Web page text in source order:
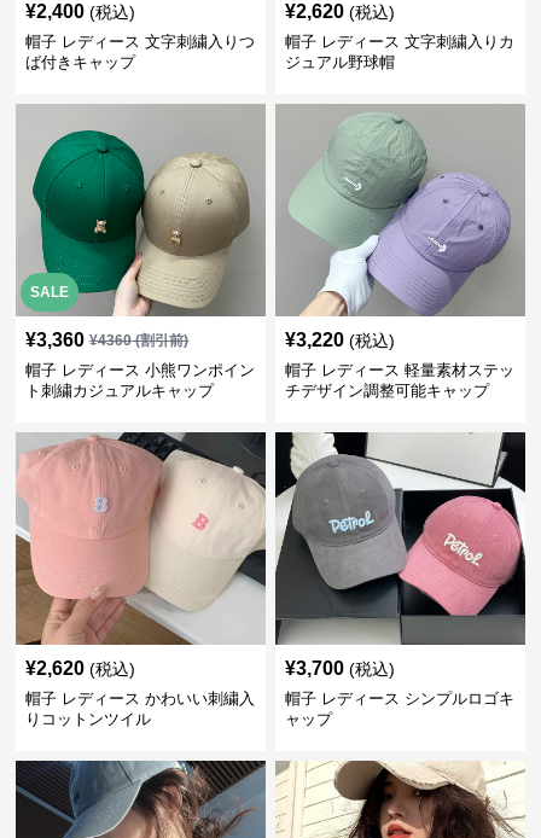
¥2,400 (税込)
帽子 レディース 文字刺繍入りつ
ば付きキャップ
¥2,620 (税込)
帽子 レディース 文字刺繍入りカ
ジュアル野球帽
SALE
¥3,360 ¥4360(割引前)
帽子 レディース 小熊ワンポイン
ト刺繍カジュアルキャップ
¥3,220 (税込)
帽子 レディース 軽量素材ステッ
チデザイン調整可能キャップ
¥2,620 (税込)
帽子 レディース かわいい刺繍入
りコットンツイル
¥3,700 (税込)
帽子 レディース シンプルロゴキ
ャップ